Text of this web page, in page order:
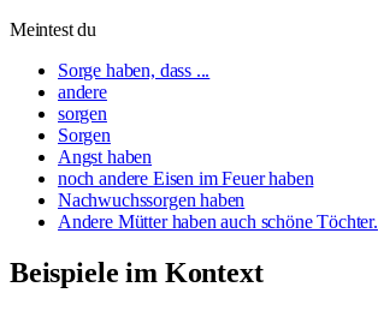
Meintest du
Sorge haben, dass ...
andere
sorgen
Sorgen
Angst haben
noch andere Eisen im Feuer haben
Nachwuchssorgen haben
Andere Mütter haben auch schöne Töchter.
Beispiele im Kontext